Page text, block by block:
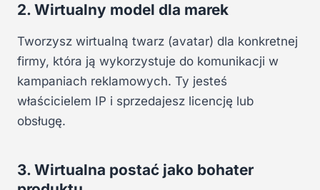
2. Wirtualny model dla marek
Tworzysz wirtualną twarz (avatar) dla konkretnej
firmy, która ją wykorzystuje do komunikacji w
kampaniach reklamowych. Ty jesteś
właścicielem IP i sprzedajesz licencję lub
obsługę.
3. Wirtualna postać jako bohater